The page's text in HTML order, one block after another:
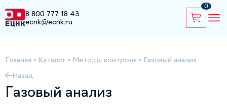
8 800 777 18 43
ecnk@ecnk.ru
0
Главная • Каталог • Методы контроля • Газовый анализ
Назад
Газовый анализ